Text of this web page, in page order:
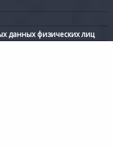
данных физических лиц